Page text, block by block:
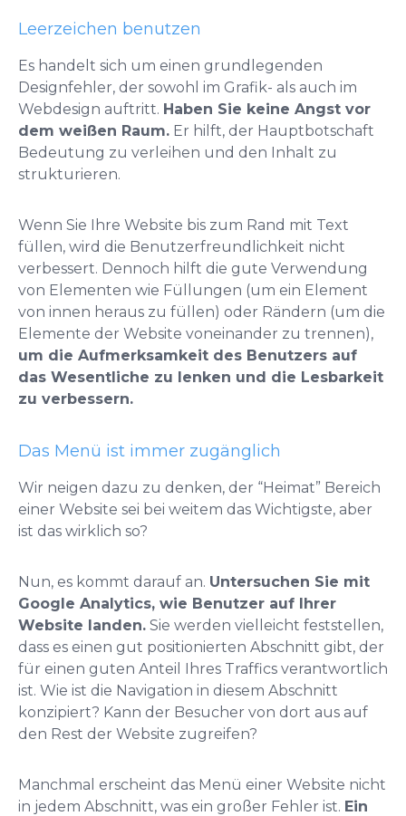
Leerzeichen benutzen
Es handelt sich um einen grundlegenden
Designfehler, der sowohl im Grafik- als auch im
Webdesign auftritt. Haben Sie keine Angst vor
dem weißen Raum. Er hilft, der Hauptbotschaft
Bedeutung zu verleihen und den Inhalt zu
strukturieren.
Wenn Sie Ihre Website bis zum Rand mit Text
füllen, wird die Benutzerfreundlichkeit nicht
verbessert. Dennoch hilft die gute Verwendung
von Elementen wie Füllungen (um ein Element
von innen heraus zu füllen) oder Rändern (um die
Elemente der Website voneinander zu trennen),
um die Aufmerksamkeit des Benutzers auf
das Wesentliche zu lenken und die Lesbarkeit
zu verbessern.
Das Menü ist immer zugänglich
Wir neigen dazu zu denken, der “Heimat” Bereich
einer Website sei bei weitem das Wichtigste, aber
ist das wirklich so?
Nun, es kommt darauf an. Untersuchen Sie mit
Google Analytics, wie Benutzer auf Ihrer
Website landen. Sie werden vielleicht feststellen,
dass es einen gut positionierten Abschnitt gibt, der
für einen guten Anteil Ihres Traffics verantwortlich
ist. Wie ist die Navigation in diesem Abschnitt
konzipiert? Kann der Besucher von dort aus auf
den Rest der Website zugreifen?
Manchmal erscheint das Menü einer Website nicht
in jedem Abschnitt, was ein großer Fehler ist. Ein